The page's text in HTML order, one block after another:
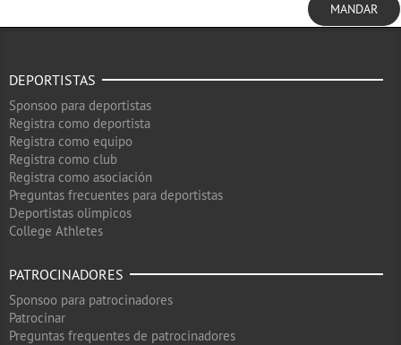
MANDAR
DEPORTISTAS
Sponsoo para deportistas
Registra como deportista
Registra como equipo
Registra como club
Registra como asociación
Preguntas frecuentes para deportistas
Deportistas olimpicos
College Athletes
PATROCINADORES
Sponsoo para patrocinadores
Patrocinar
Preguntas frequentes de patrocinadores